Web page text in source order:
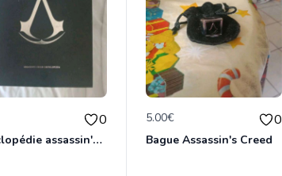
0
Encyclopédie assassin's creed
5.00€ 0
Bague Assassin's Creed